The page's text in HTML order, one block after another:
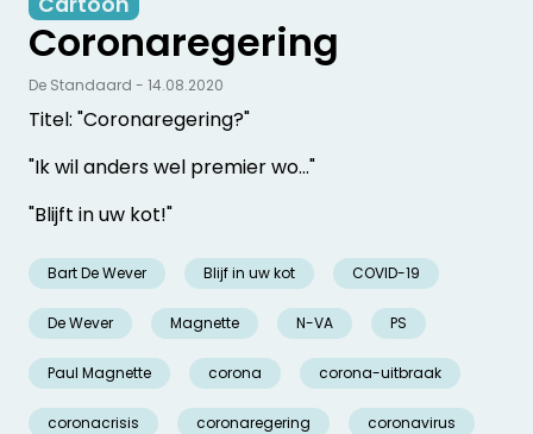
Coronaregering
Titel: "Coronaregering?"
"Ik wil anders wel premier wo..."
"Blijft in uw kot!"
Bart De Wever Blijf in uw kot COVID-19
De Wever Magnette N-VA PS
Paul Magnette corona corona-uitbraak
coronacrisis coronaregering coronavirus
De Standaard - 14.08.2020